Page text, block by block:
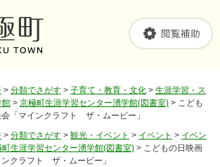
> 分類でさがす > 子育て・教育・文化 > 生涯学習・ス
館 > 京極町生涯学習センター湧学館(図書室) > こども
「マインクラフト ザ・ムービー」
> 分類でさがす > 観光・イベント > イベント > イベン
町生涯学習センター湧学館(図書室) > こどもの日映画
クラフト ザ・ムービー」